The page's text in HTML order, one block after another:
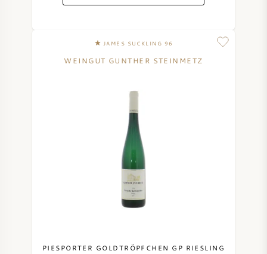
JAMES SUCKLING 96
WEINGUT GUNTHER STEINMETZ
PIESPORTER GOLDTRÖPFCHEN GP RIESLING